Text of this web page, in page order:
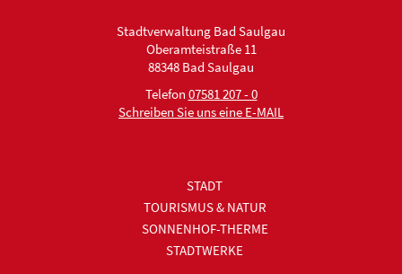
Stadtverwaltung Bad Saulgau
Oberamteistraße 11
88348 Bad Saulgau
Telefon 07581 207 - 0
Schreiben Sie uns eine E-MAIL
STADT
TOURISMUS & NATUR
SONNENHOF-THERME
STADTWERKE